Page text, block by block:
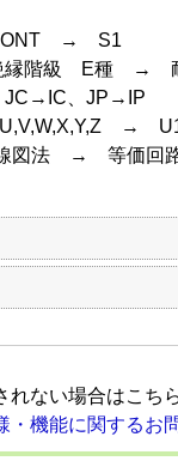
→ S1
級 E種 → 耐
、JP→IP
→
図法 → 等価回路
れない場合はこち